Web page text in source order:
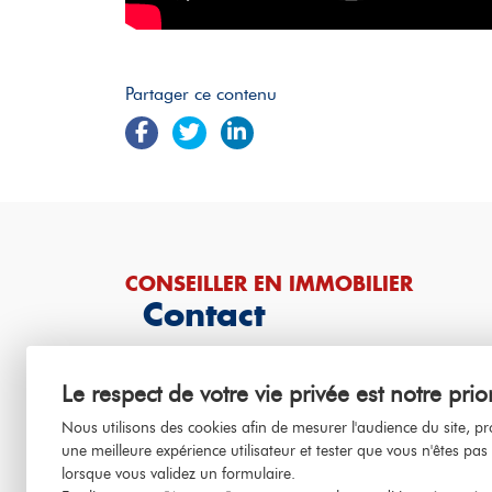
Le respect de votre vie privée est notre
Nous utilisons des cookies afin de mesurer l'audience du site,
une meilleure expérience utilisateur et tester que vous n'êtes
lorsque vous validez un formulaire.
Partager ce contenu
CONSEILLER EN IMMOBILIER
Contact
Prenez contact avec moi afin que nous
immobiliers à Montlouis-sur-Loire, Azay-sur-
Martin-le-Beau, VERETZ.
N'hésitez pas à utiliser ce formulaire pour